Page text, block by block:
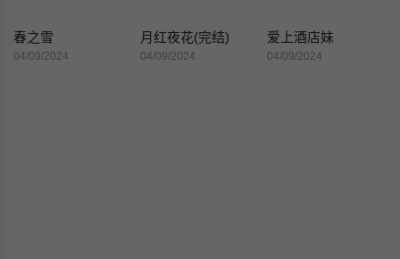
春之雪
04/09/2024
月红夜花(完结)
04/09/2024
爱上酒店妹
04/09/2024